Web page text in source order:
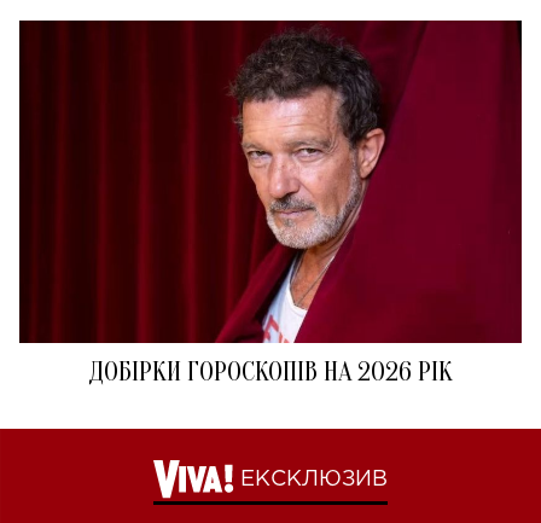
ДОБІРКИ ГОРОСКОПІВ НА 2026 РІК
ЕКСКЛЮЗИВ